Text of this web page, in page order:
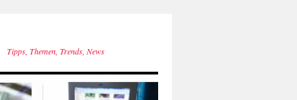
Tipps, Themen, Trends, News